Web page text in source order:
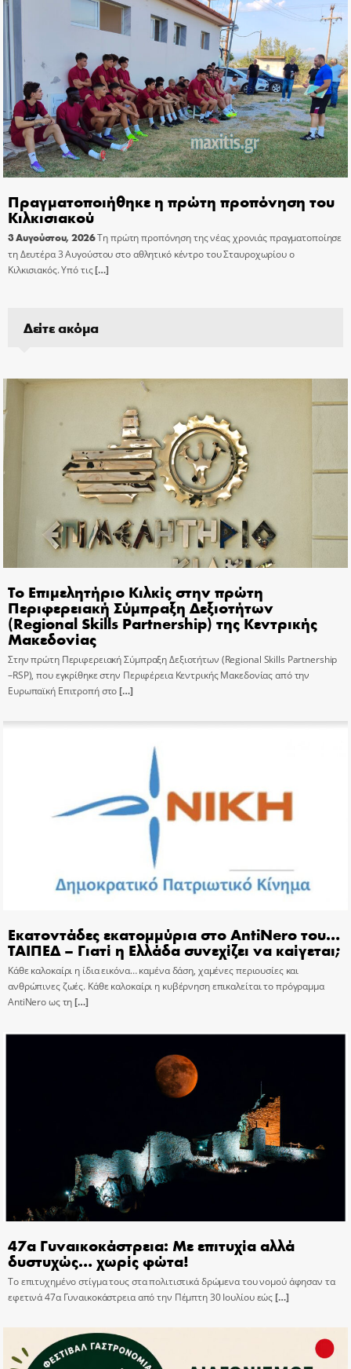
Πραγματοποιήθηκε η πρώτη προπόνηση του
Κιλκισιακού
3 Αυγούστου, 2026Τη πρώτη προπόνηση της νέας χρονιάς πραγματοποίησε
τη Δευτέρα 3 Αυγούστου στο αθλητικό κέντρο του Σταυροχωρίου ο
Κιλκισιακός. Υπό τις[…]
Δείτε ακόμα
Το Επιμελητήριο Κιλκίς στην πρώτη
Περιφερειακή Σύμπραξη Δεξιοτήτων
(Regional Skills Partnership) της Κεντρικής
Μακεδονίας
Στην πρώτη Περιφερειακή Σύμπραξη Δεξιοτήτων (Regional Skills Partnership
–RSP), που εγκρίθηκε στην Περιφέρεια Κεντρικής Μακεδονίας από την
Ευρωπαϊκή Επιτροπή στο[…]
Εκατοντάδες εκατομμύρια στο AntiNero του…
ΤΑΙΠΕΔ – Γιατί η Ελλάδα συνεχίζει να καίγεται;
Κάθε καλοκαίρι η ίδια εικόνα… καμένα δάση, χαμένες περιουσίες και
ανθρώπινες ζωές. Κάθε καλοκαίρι η κυβέρνηση επικαλείται το πρόγραμμα
AntiNero ως τη[…]
47α Γυναικοκάστρεια: Με επιτυχία αλλά
δυστυχώς… χωρίς φώτα!
Το επιτυχημένο στίγμα τους στα πολιτιστικά δρώμενα του νομού άφησαν τα
εφετινά 47α Γυναικοκάστρεια από την Πέμπτη 30 Ιουλίου εώς[…]